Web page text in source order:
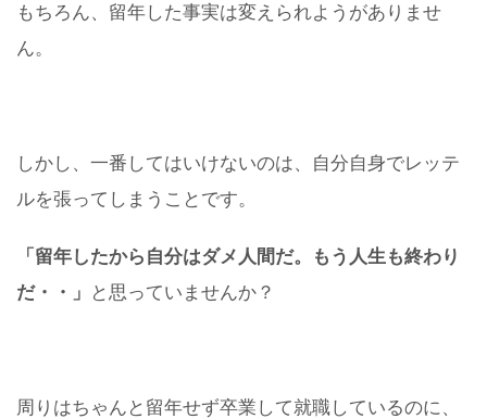
もちろん、留年した事実は変えられようがありませ
ん。
しかし、一番してはいけないのは、自分自身でレッテ
ルを張ってしまうことです。
「留年したから自分はダメ人間だ。もう人生も終わり
だ・・」
と思っていませんか？
周りはちゃんと留年せず卒業して就職しているのに、